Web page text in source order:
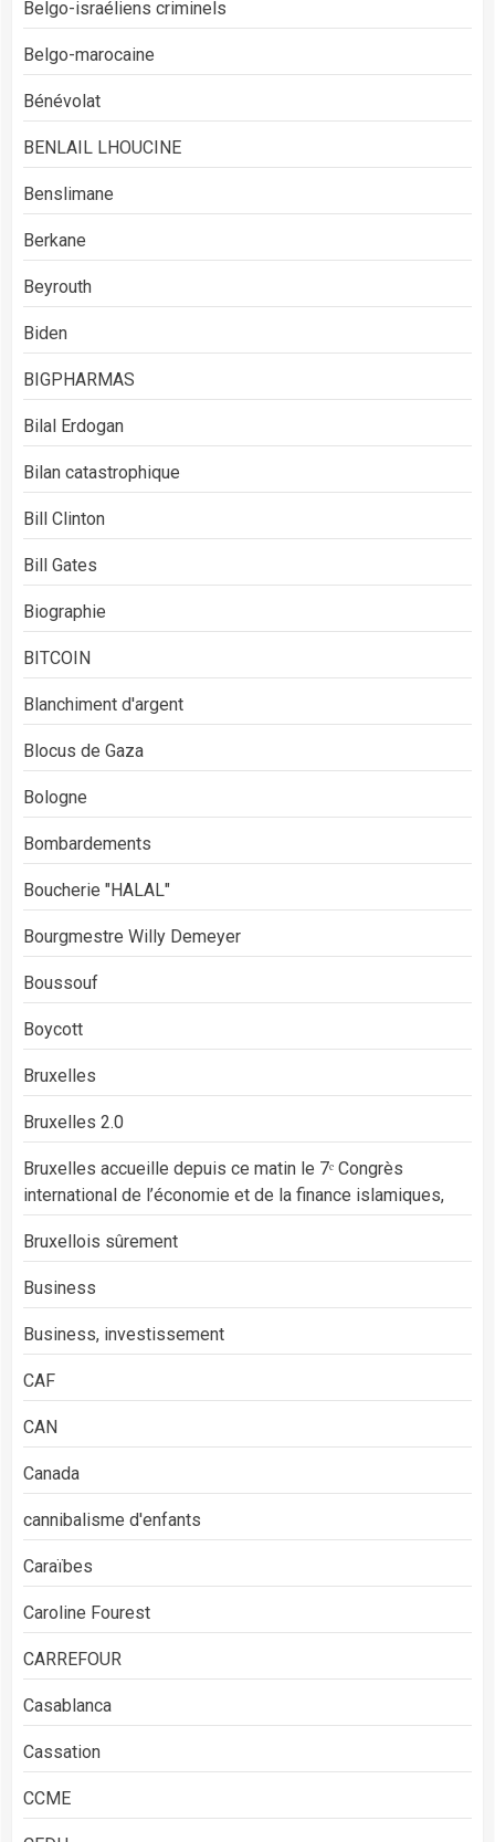
Belgo-israéliens criminels
Belgo-marocaine
Bénévolat
BENLAIL LHOUCINE
Benslimane
Berkane
Beyrouth
Biden
BIGPHARMAS
Bilal Erdogan
Bilan catastrophique
Bill Clinton
Bill Gates
Biographie
BITCOIN
Blanchiment d'argent
Blocus de Gaza
Bologne
Bombardements
Boucherie "HALAL"
Bourgmestre Willy Demeyer
Boussouf
Boycott
Bruxelles
Bruxelles 2.0
Bruxelles accueille depuis ce matin le 7ᵉ Congrès
international de l’économie et de la finance islamiques,
Bruxellois sûrement
Business
Business, investissement
CAF
CAN
Canada
cannibalisme d'enfants
Caraïbes
Caroline Fourest
CARREFOUR
Casablanca
Cassation
CCME